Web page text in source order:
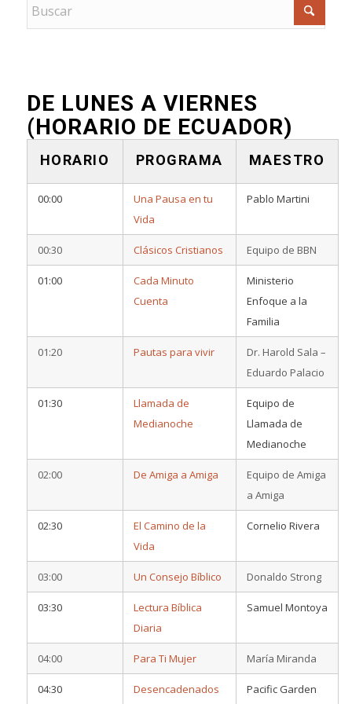
DE LUNES A VIERNES
(HORARIO DE ECUADOR)
HORARIO PROGRAMA MAESTRO
00:00
Una Pausa en tu
Vida
Pablo Martini
00:30 Clásicos Cristianos Equipo de BBN
01:00
Cada Minuto
Cuenta
Ministerio
Enfoque a la
Familia
01:20 Pautas para vivir
Dr. Harold Sala –
Eduardo Palacio
01:30
Llamada de
Medianoche
Equipo de
Llamada de
Medianoche
02:00 De Amiga a Amiga
Equipo de Amiga
a Amiga
02:30
El Camino de la
Vida
Cornelio Rivera
03:00 Un Consejo Bíblico Donaldo Strong
03:30
Lectura Bíblica
Diaria
Samuel Montoya
04:00 Para Ti Mujer María Miranda
04:30 Desencadenados
Pacific Garden